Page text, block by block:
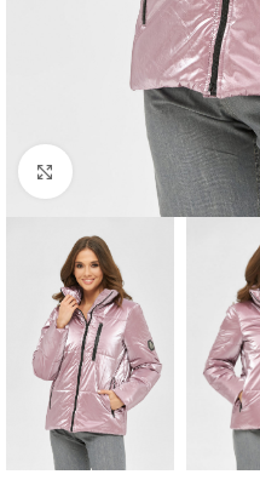
Click to enlarge